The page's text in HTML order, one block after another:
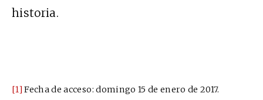
historia.
[1] Fecha de acceso: domingo 15 de enero de 2017.